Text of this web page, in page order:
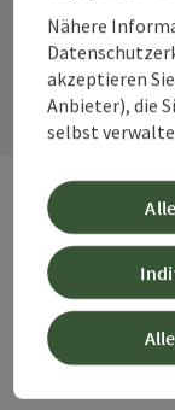
Services
Nähere
akzeptieren
Anbieter), die
selbst